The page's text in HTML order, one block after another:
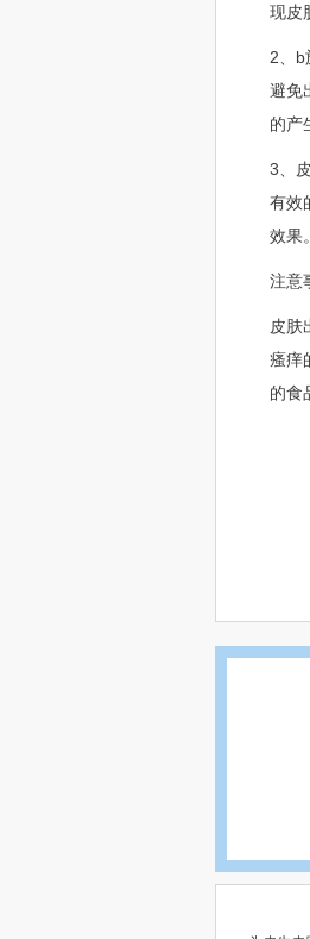
现皮
2、b
避免
的产
3、
有效
效果。
注意
皮肤
瘙痒
的食